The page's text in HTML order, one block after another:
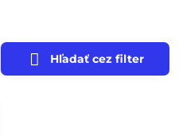
Hľadať cez filter